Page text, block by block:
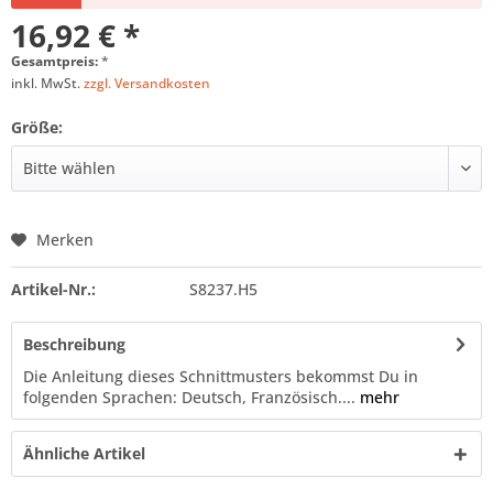
16,92 € *
Gesamtpreis:*
inkl. MwSt.zzgl. Versandkosten
Größe:
Merken
Artikel-Nr.: S8237.H5
Beschreibung
Die Anleitung dieses Schnittmusters bekommst Du in
folgenden Sprachen: Deutsch, Französisch.... mehr
Ähnliche Artikel